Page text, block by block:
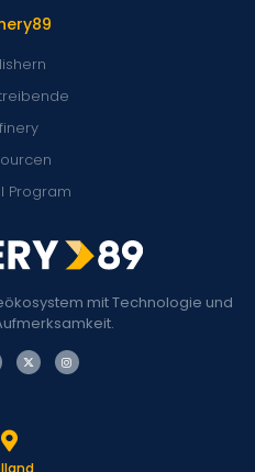
mit Technologie und
Program